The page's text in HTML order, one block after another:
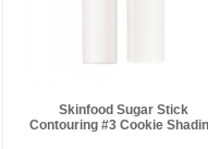
Skinfood Sugar Stick
Contouring #3 Cookie